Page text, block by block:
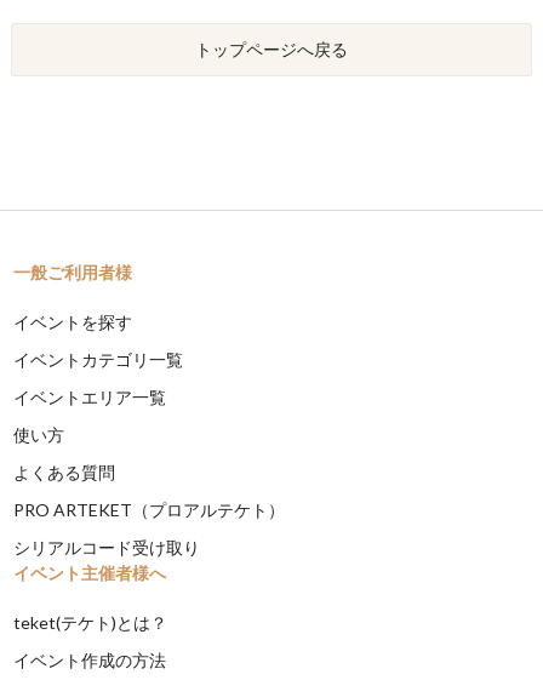
トップページへ戻る
一般ご利用者様
イベントを探す
イベントカテゴリ一覧
イベントエリア一覧
使い方
よくある質問
PRO ARTEKET（プロアルテケト）
シリアルコード受け取り
イベント主催者様へ
teket(テケト)とは？
イベント作成の方法